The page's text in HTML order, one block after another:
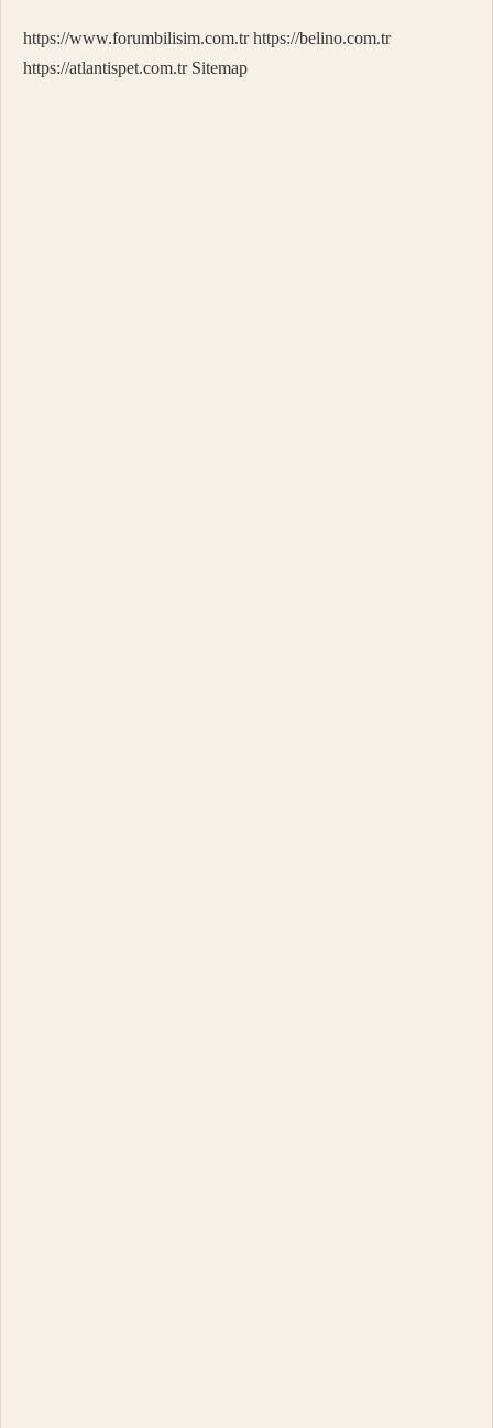
https://www.forumbilisim.com.tr https://belino.com.tr
https://atlantispet.com.tr Sitemap